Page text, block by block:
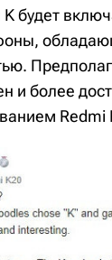
будет
и более
Redmi